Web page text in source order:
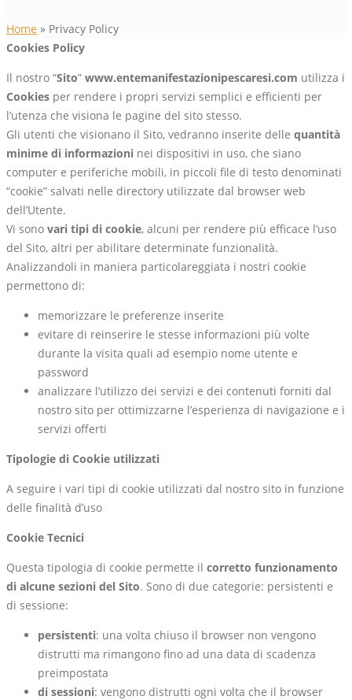
Home » Privacy Policy
Cookies Policy
Il nostro “Sito” www.entemanifestazionipescaresi.com utilizza i
Cookies per rendere i propri servizi semplici e efficienti per
l’utenza che visiona le pagine del sito stesso.
Gli utenti che visionano il Sito, vedranno inserite delle quantità
minime di informazioni nei dispositivi in uso, che siano
computer e periferiche mobili, in piccoli file di testo denominati
“cookie” salvati nelle directory utilizzate dal browser web
dell’Utente.
Vi sono vari tipi di cookie, alcuni per rendere più efficace l’uso
del Sito, altri per abilitare determinate funzionalità.
Analizzandoli in maniera particolareggiata i nostri cookie
permettono di:
memorizzare le preferenze inserite
evitare di reinserire le stesse informazioni più volte
durante la visita quali ad esempio nome utente e
password
analizzare l’utilizzo dei servizi e dei contenuti forniti dal
nostro sito per ottimizzarne l’esperienza di navigazione e i
servizi offerti
Tipologie di Cookie utilizzati
A seguire i vari tipi di cookie utilizzati dal nostro sito in funzione
delle finalità d’uso
Cookie Tecnici
Questa tipologia di cookie permette il corretto funzionamento
di alcune sezioni del Sito. Sono di due categorie: persistenti e
di sessione:
persistenti: una volta chiuso il browser non vengono
distrutti ma rimangono fino ad una data di scadenza
preimpostata
di sessioni: vengono distrutti ogni volta che il browser